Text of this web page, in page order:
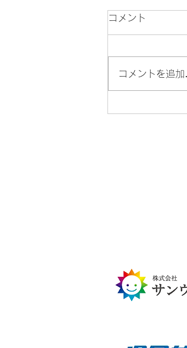
コメント
コメントを追加